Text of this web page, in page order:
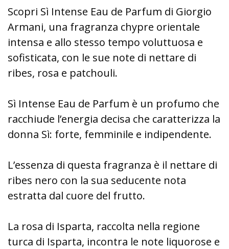
Scopri Sì Intense Eau de Parfum di Giorgio
Armani, una fragranza chypre orientale
intensa e allo stesso tempo voluttuosa e
sofisticata, con le sue note di nettare di
ribes, rosa e patchouli.
Sì Intense Eau de Parfum è un profumo che
racchiude l’energia decisa che caratterizza la
donna Sì: forte, femminile e indipendente.
L’essenza di questa fragranza è il nettare di
ribes nero con la sua seducente nota
estratta dal cuore del frutto.
La rosa di Isparta, raccolta nella regione
turca di Isparta, incontra le note liquorose e